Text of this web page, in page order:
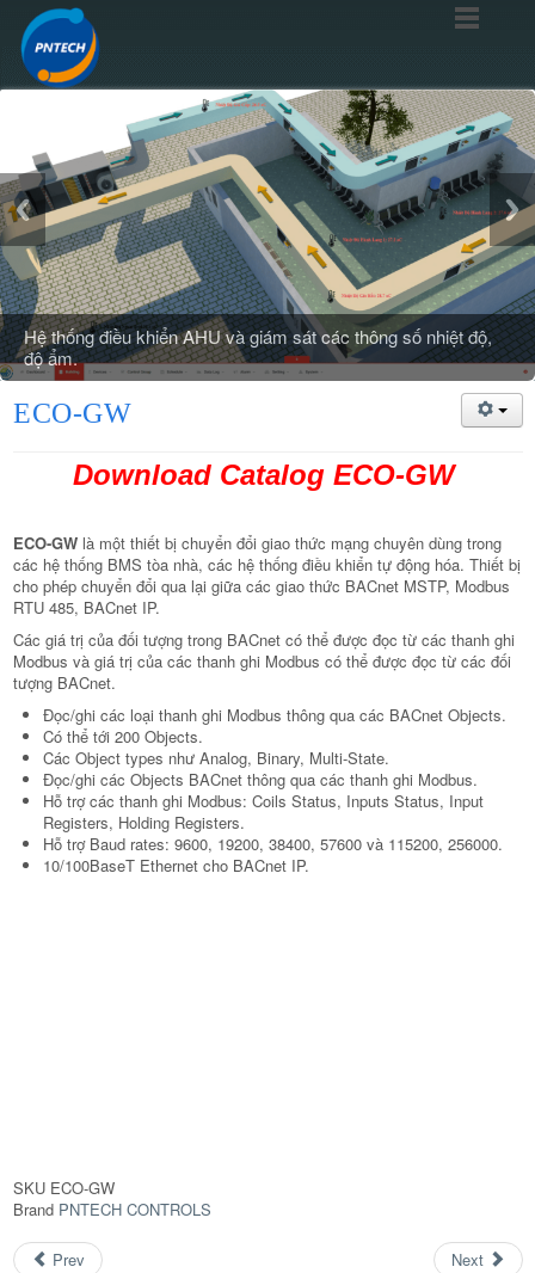
Hệ thống điều khiển AHU và giám sát các thông số nhiệt độ,
độ ẩm.
ECO-GW
Download Catalog ECO-GW
ECO-GW là một thiết bị chuyển đổi giao thức mạng chuyên dùng trong
các hệ thống BMS tòa nhà, các hệ thống điều khiển tự động hóa. Thiết bị
cho phép chuyển đổi qua lại giữa các giao thức BACnet MSTP, Modbus
RTU 485, BACnet IP.
Các giá trị của đối tượng trong BACnet có thể được đọc từ các thanh ghi
Modbus và giá trị của các thanh ghi Modbus có thể được đọc từ các đối
tượng BACnet.
Đọc/ghi các loại thanh ghi Modbus thông qua các BACnet Objects.
Có thể tới 200 Objects.
Các Object types như Analog, Binary, Multi-State.
Đọc/ghi các Objects BACnet thông qua các thanh ghi Modbus.
Hỗ trợ các thanh ghi Modbus: Coils Status, Inputs Status, Input
Registers, Holding Registers.
Hỗ trợ Baud rates: 9600, 19200, 38400, 57600 và 115200, 256000.
10/100BaseT Ethernet cho BACnet IP.
SKU ECO-GW
Brand PNTECH CONTROLS
Prev Next